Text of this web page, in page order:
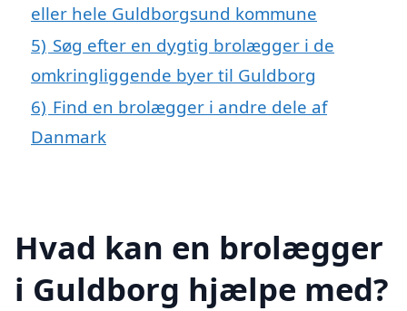
eller hele Guldborgsund kommune
5) Søg efter en dygtig brolægger i de
omkringliggende byer til Guldborg
6) Find en brolægger i andre dele af
Danmark
Hvad kan en brolægger
i Guldborg hjælpe med?